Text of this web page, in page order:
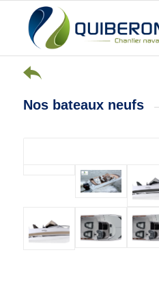
Nos bateaux neufs